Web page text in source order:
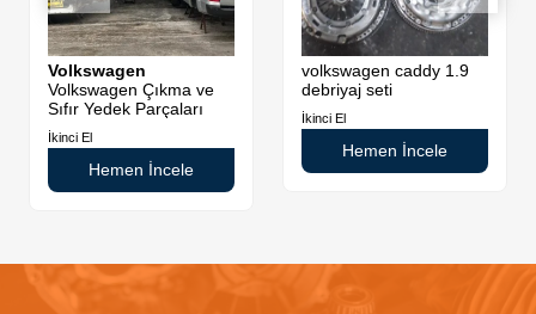
Volkswagen
Volkswagen Çıkma ve
Sıfır Yedek Parçaları
İkinci El
Hemen İncele
volkswagen caddy 1.9
debriyaj seti
İkinci El
Hemen İncele